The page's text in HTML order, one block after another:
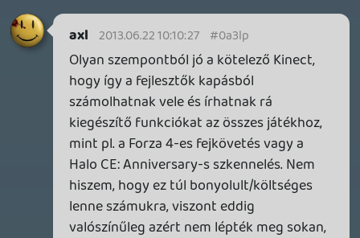
Mondjuk én ezért a legtöbbször hülyének,
meg xbotnak lettem nézve, úgyhogy
remélem ezek után már ti is:D Egy kicsit
azt tartottam furcsának, hogy
valamelyikőtök meglepődött azon, hogy
az Ms a 360-al még évekig számol. 400-
500euroért, + fizetős online-ért, még nem
fog az átlag az új gépekért szaladgálni,
meg a legtöbb cím jönni fog még a régi
gépekre is. 2-3 évig még kellene hogy
legyen benne potenciál, amíg az új gépek
ára le nem csökken olyan szintre, ahonnan
az igazán számottevő réteget már meg
tudják mozgatni.